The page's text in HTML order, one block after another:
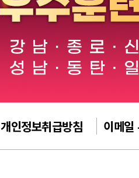
개인정보취급방침 이메일